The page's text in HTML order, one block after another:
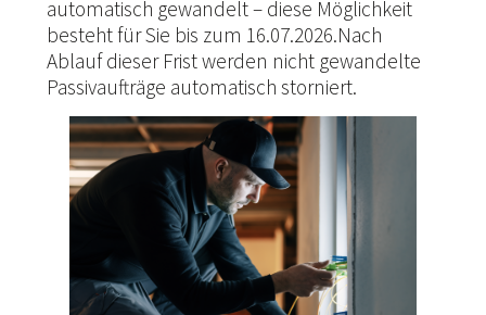
automatisch gewandelt – diese Möglichkeit
besteht für Sie bis zum 16.07.2026.Nach
Ablauf dieser Frist werden nicht gewandelte
Passivaufträge automatisch storniert.